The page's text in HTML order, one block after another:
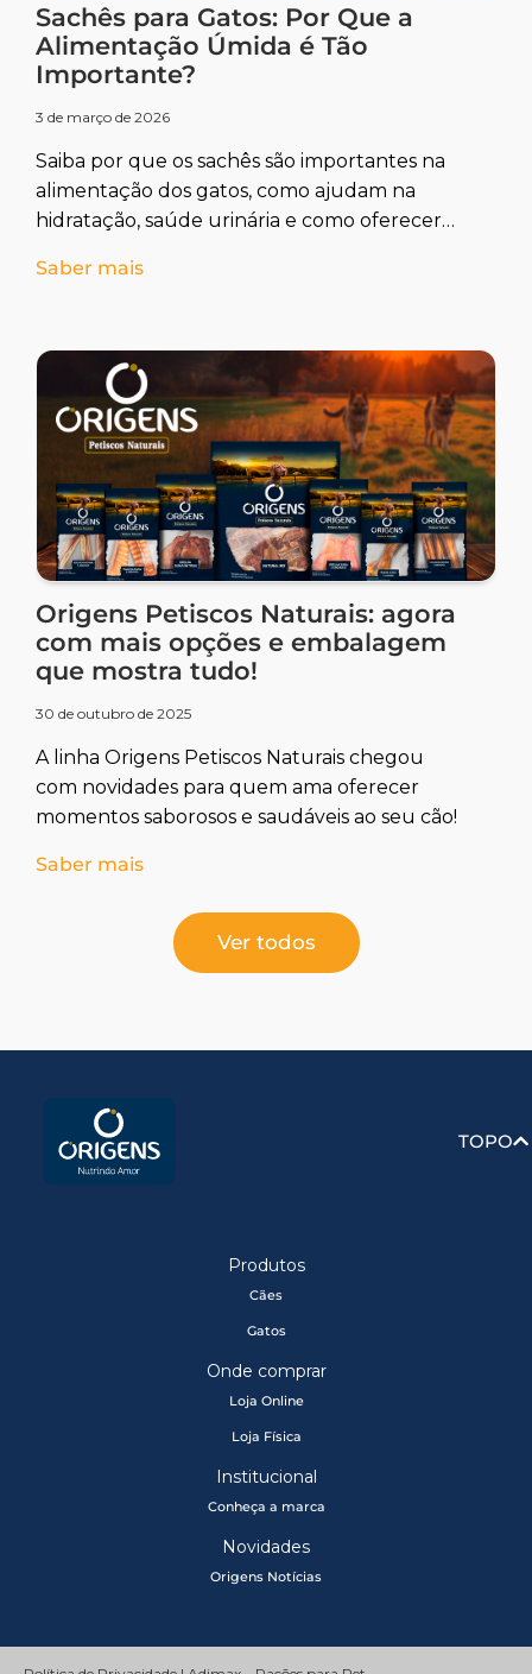
Sachês para Gatos: Por Que a
Alimentação Úmida é Tão
Importante?
3 de março de 2026
Saiba por que os sachês são importantes na
alimentação dos gatos, como ajudam na
hidratação, saúde urinária e como oferecer
Saber mais
Origens Petiscos Naturais: agora
com mais opções e embalagem
que mostra tudo!
30 de outubro de 2025
A linha Origens Petiscos Naturais chegou
com novidades para quem ama oferecer
momentos saborosos e saudáveis ao seu cão!
Saber mais
Ver todos
TOPO
Produtos
Cães
Gatos
Onde comprar
Loja Online
Loja Física
Institucional
Conheça a marca
Novidades
Origens Notícias